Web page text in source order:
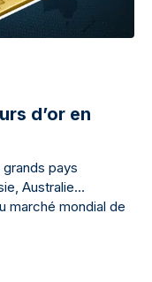
d’or en
pays
Australie…
marché mondial de